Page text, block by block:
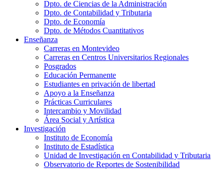
Dpto. de Ciencias de la Administración
Dpto. de Contabilidad y Tributaria
Dpto. de Economía
Dpto. de Métodos Cuantitativos
Enseñanza
Carreras en Montevideo
Carreras en Centros Universitarios Regionales
Posgrados
Educación Permanente
Estudiantes en privación de libertad
Apoyo a la Enseñanza
Prácticas Curriculares
Intercambio y Movilidad
Área Social y Artística
Investigación
Instituto de Economía
Instituto de Estadística
Unidad de Investigación en Contabilidad y Tributaria
Observatorio de Reportes de Sostenibilidad